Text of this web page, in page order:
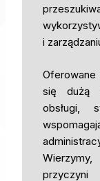
i
się dużą
obsługi,